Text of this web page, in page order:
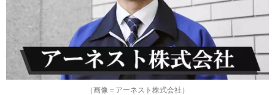
（画像＝アーネスト株式会社）